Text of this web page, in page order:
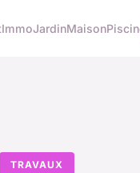
ImmoJardinMaison
TRAVAUX